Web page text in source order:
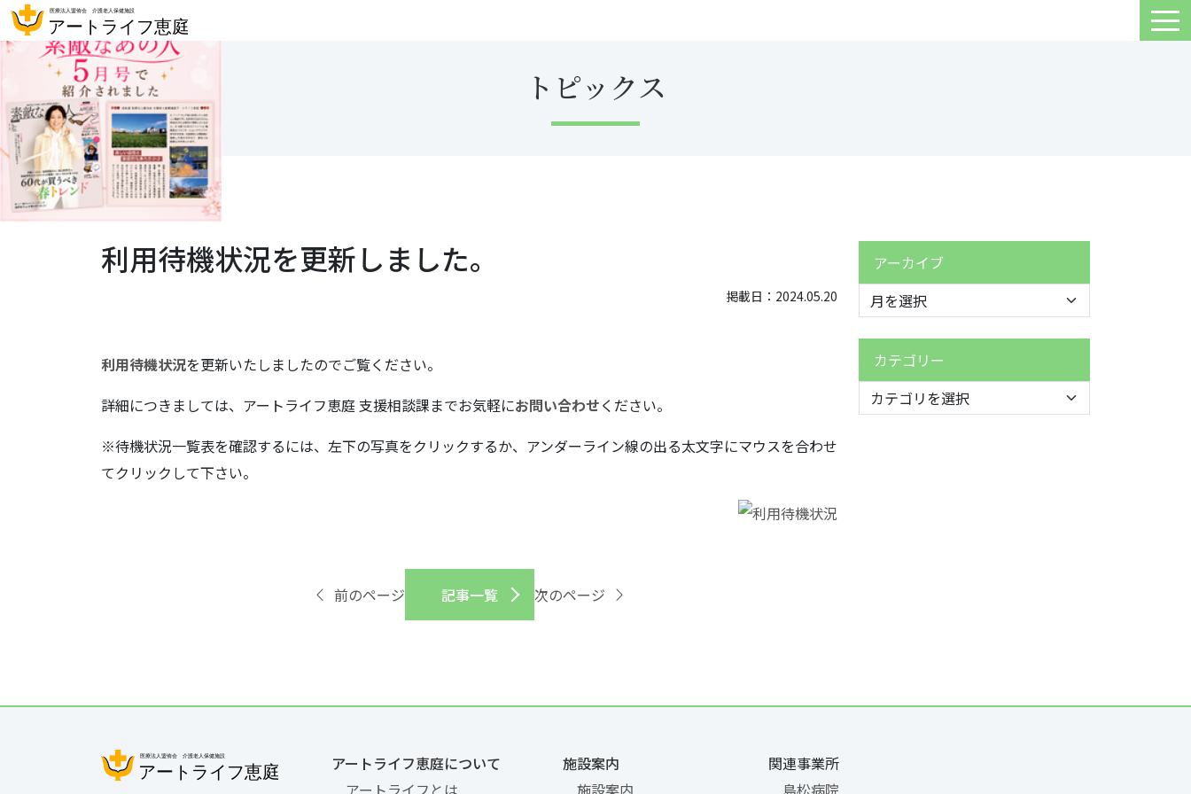
トピックス
利用待機状況を更新しました。
掲載日：2024.05.20
利用待機状況を更新いたしましたのでご覧ください。
詳細につきましては、アートライフ恵庭 支援相談課までお気軽にお問い合わせください。
※待機状況一覧表を確認するには、左下の写真をクリックするか、アンダーライン線の出る太文字にマウスを合わせ
てクリックして下さい。
前のページ 記事一覧 次のページ
アーカイブ
カテゴリー
アートライフ恵庭について
施設案内
関連事業所